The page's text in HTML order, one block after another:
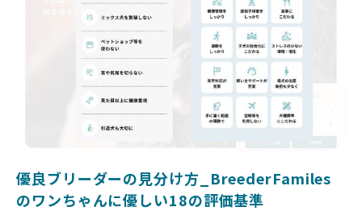
供すべきだと考えています。BreederFamiliesでは、ワンち
ゃんを家族のように愛する「優良ブリーダー」のみを独自の
厳しい基準で厳選し、その評価基準や評価結果をオープンに
しています。これにより、消費者の皆様が安心して子犬やブ
リーダーを選べる環境を整えています。
そして、消費者の皆様が正しい情報をもとに優良ブリーダー
を求めることで、ワンちゃんを家族のように愛する優良ブリ
ーダーが増え、営利優先の「悪徳ブリーダー」が自然と淘汰
される社会を目指しています。目の前の子犬だけでなく、親
ゃんに優しい世界を築いていきたいと考えています。
優良ブリーダーの見分け方_BreederFamiles
のワンちゃんに優しい18の評価基準